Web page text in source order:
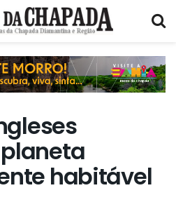
habitável